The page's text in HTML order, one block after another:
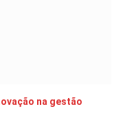
na gestão